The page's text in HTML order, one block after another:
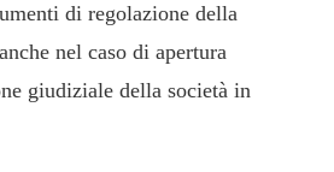
di regolazione della
nel caso di apertura
giudiziale della società in